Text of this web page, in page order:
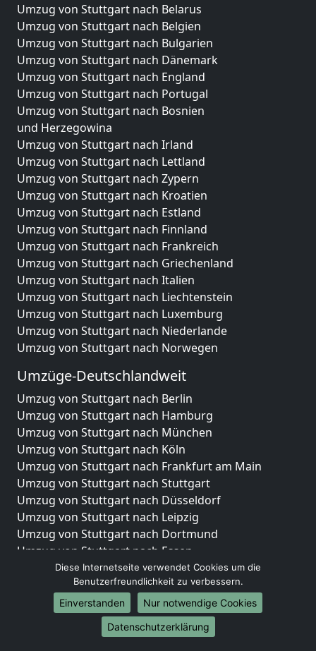
Umzug von Stuttgart nach Belarus
Umzug von Stuttgart nach Belgien
Umzug von Stuttgart nach Bulgarien
Umzug von Stuttgart nach Dänemark
Umzug von Stuttgart nach England
Umzug von Stuttgart nach Portugal
Umzug von Stuttgart nach Bosnien
und Herzegowina
Umzug von Stuttgart nach Irland
Umzug von Stuttgart nach Lettland
Umzug von Stuttgart nach Zypern
Umzug von Stuttgart nach Kroatien
Umzug von Stuttgart nach Estland
Umzug von Stuttgart nach Finnland
Umzug von Stuttgart nach Frankreich
Umzug von Stuttgart nach Griechenland
Umzug von Stuttgart nach Italien
Umzug von Stuttgart nach Liechtenstein
Umzug von Stuttgart nach Luxemburg
Umzug von Stuttgart nach Niederlande
Umzug von Stuttgart nach Norwegen
Umzüge-Deutschlandweit
Umzug von Stuttgart nach Berlin
Umzug von Stuttgart nach Hamburg
Umzug von Stuttgart nach München
Umzug von Stuttgart nach Köln
Umzug von Stuttgart nach Frankfurt am Main
Umzug von Stuttgart nach Stuttgart
Umzug von Stuttgart nach Düsseldorf
Umzug von Stuttgart nach Leipzig
Umzug von Stuttgart nach Dortmund
Umzug von Stuttgart nach Essen
Umzug von Stuttgart nach Bremen
Umzug von Stuttgart nach Dresden
Umzug von Stuttgart nach Hannover
Umzug von Stuttgart nach Nürnberg
Umzug von Stuttgart nach Duisburg
Diese Internetseite verwendet Cookies um die
Benutzerfreundlichkeit zu verbessern.
Einverstanden
Nur notwendige Cookies
Datenschutzerklärung